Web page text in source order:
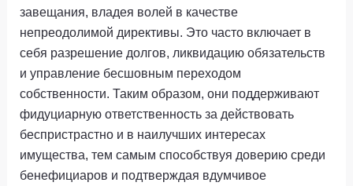
завещания, владея волей в качестве
непреодолимой директивы. Это часто включает в
себя разрешение долгов, ликвидацию обязательств
и управление бесшовным переходом
собственности. Таким образом, они поддерживают
фидуциарную ответственность за действовать
беспристрастно и в наилучших интересах
имущества, тем самым способствуя доверию среди
бенефициаров и подтверждая вдумчивое